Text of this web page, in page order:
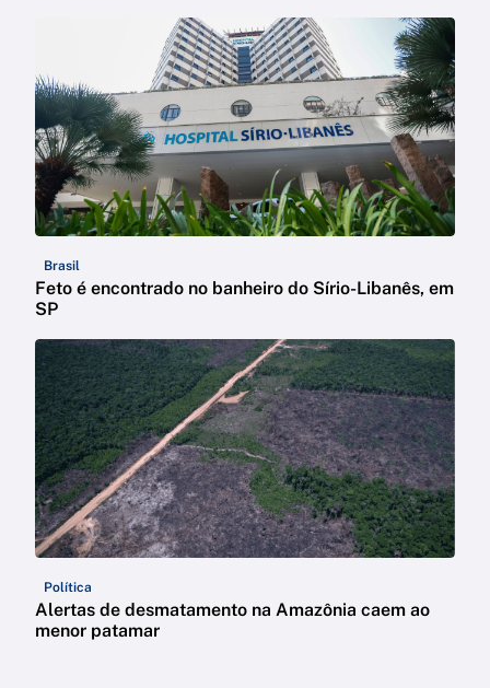
Brasil
Feto é encontrado no banheiro do Sírio-Libanês, em
SP
Política
Alertas de desmatamento na Amazônia caem ao
menor patamar